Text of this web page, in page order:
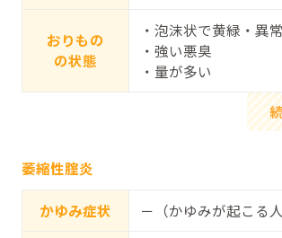
おりもの
の状態
・泡沫状で黄緑・異
・強い悪臭
・量が多い
萎縮性腟炎
かゆみ症状 －（かゆみが起こる人